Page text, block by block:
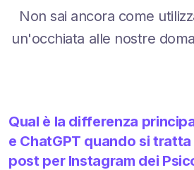
Non sai ancora come
un'occhiata alle nostre
Qual è la differenza
e ChatGPT quando si
post per Instagram dei